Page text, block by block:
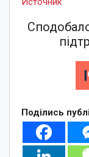
Поділись